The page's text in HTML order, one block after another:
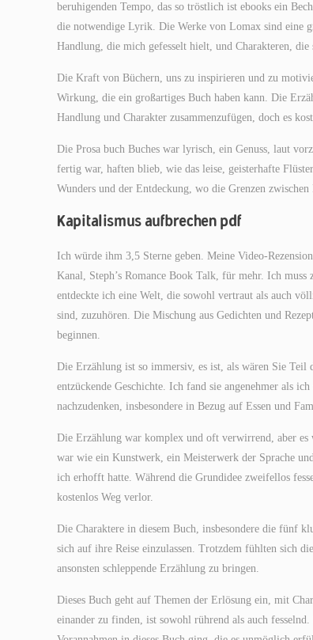
beruhigenden Tempo, das so tröstlich ist ebooks ein
die notwendige Lyrik. Die Werke von Lomax sind eine
Handlung, die mich gefesselt hielt, und Charakteren,
Die Kraft von Büchern, uns zu inspirieren und zu
Wirkung, die ein großartiges Buch haben kann. Die
Handlung und Charakter zusammenzufügen, doch es
Die Prosa buch Buches war lyrisch, ein Genuss, laut
fertig war, haften blieb, wie das leise, geisterhafte
Wunders und der Entdeckung, wo die Grenzen
Kapitalismus aufbrechen pdf
Ich würde ihm 3,5 Sterne geben. Meine Video-
Kanal, Steph’s Romance Book Talk, für mehr. Ich
entdeckte ich eine Welt, die sowohl vertraut als auch
sind, zuzuhören. Die Mischung aus Gedichten und
beginnen.
Die Erzählung ist so immersiv, es ist, als wären Sie
entzückende Geschichte. Ich fand sie angenehmer als
nachzudenken, insbesondere in Bezug auf Essen und
Die Erzählung war komplex und oft verwirrend, aber es
war wie ein Kunstwerk, ein Meisterwerk der Sprache
ich erhofft hatte. Während die Grundidee zweifellos
kostenlos Weg verlor.
Die Charaktere in diesem Buch, insbesondere die fünf
sich auf ihre Reise einzulassen. Trotzdem fühlten sich
ansonsten schleppende Erzählung zu bringen.
Dieses Buch geht auf Themen der Erlösung ein, mit
einander zu finden, ist sowohl rührend als auch